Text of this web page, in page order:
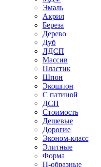
Эмаль
Акрил
Береза
Дерево
Дуб
ЛДСП
Массив
Пластик
Шпон
Экошпон
С патиной
ДСП
Стоимость
Дешевые
Дорогие
Эконом-класс
Элитные
Форма
П-образные